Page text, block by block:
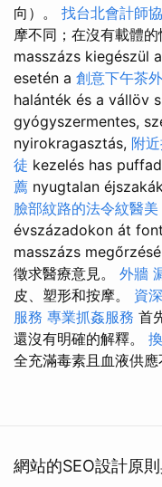
向）。 找台北會計師
摩不同；在沒有載體
masszázs kiegészül
esetén a 創意下午茶
halánték és a vállöv
gyógyszermentes,
nyirokragasztás, 附
徒 kezelés has
薦 nyugtalan
臉部紋路的法令紋醫美
évszázadokon át
masszázs
徵求醫療意見。 外牆
皮、塑形和按摩。 資
服務 專業抓姦服務 首
還沒有明確的解釋。
全充滿毒素且血液供應
網站的SEO設計原